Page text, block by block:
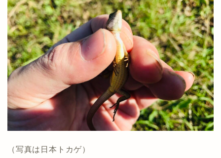
（写真は日本トカゲ）